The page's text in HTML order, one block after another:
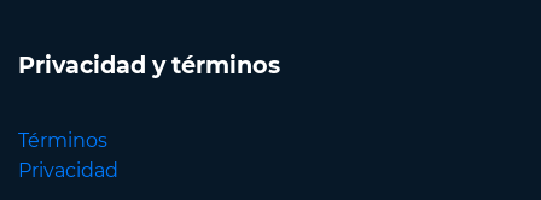
Privacidad y términos
Términos
Privacidad